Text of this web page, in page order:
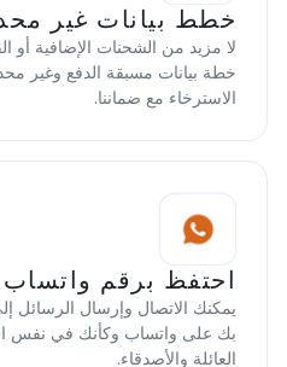
خطط بيانات غير
لا مزيد من الشحنات الإضافية أو
خطة بيانات مسبقة الدفع وغير
الاسترخاء مع ضماننا.
احتفظ برقم
يمكنك الاتصال وإرسال الرسائل
بك على واتساب وكأنك في نفس
العائلة والأصدقاء.